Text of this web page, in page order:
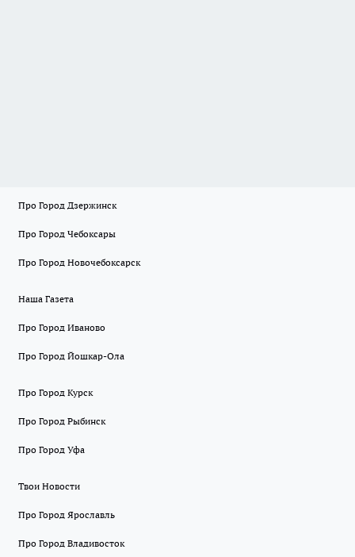
Про Город Дзержинск
Про Город Чебоксары
Про Город Новочебоксарск
Наша Газета
Про Город Иваново
Про Город Йошкар-Ола
Про Город Курск
Про Город Рыбинск
Про Город Уфа
Твои Новости
Про Город Ярославль
Про Город Владивосток